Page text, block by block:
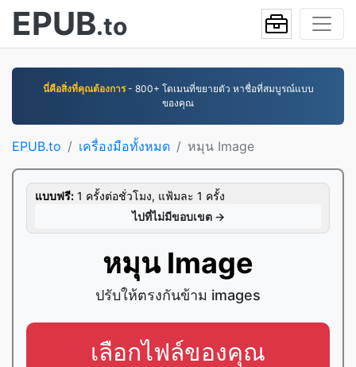
EPUB.to
นี่คือสิ่งที่คุณต้องการ- 800+ โดเมนที่ขยายตัว หาชื่อที่สมบูรณ์แบบ
ของคุณ
EPUB.to เครื่องมือทั้งหมด หมุน Image
แบบฟรี: 1 ครั้งต่อชั่วโมง, แฟ้มละ 1 ครั้ง
ไปที่ไม่มีขอบเขต →
หมุน Image
ปรับให้ตรงกันข้าม images
เลือกไฟล์ของคุณ